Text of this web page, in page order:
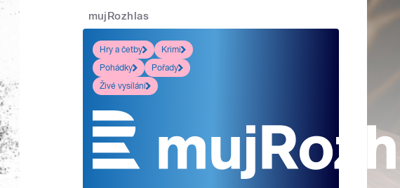
mujRozhlas
Hry a četby
Krimi
Pohádky
Pořady
Živé vysílání